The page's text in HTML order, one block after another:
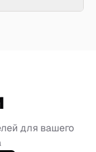
для вашего